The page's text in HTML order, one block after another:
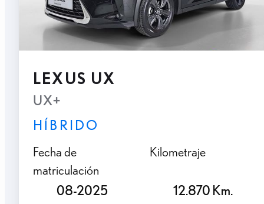
LEXUS UX
UX+
HÍBRIDO
Fecha de
matriculación
08-2025
Kilometraje
12.870 Km.